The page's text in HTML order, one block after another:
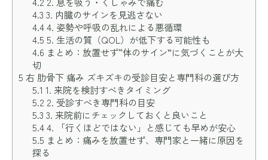
4.3 3. 内臓のサインを見逃さない
4.44. 姿勢や呼吸の乱れによる悪循環
4.5 5. 生活の質（QOL）が低下する可能性も
4.6 まとめ：放置せず“体のサイン”に気づくことが大
切
5 右 肋骨下 痛み ズキズキの受診目安と専門科の選び方
5.1 1. 来院を検討すべきタイミング
5.2 2. 受診すべき専門科の目安
5.3 3. 来院前にチェックしておくと良いこと
5.44. 「行くほどではない」と感じても早めが安心
5.5 まとめ：痛みを放置せず、専門家と一緒に原因を
探る